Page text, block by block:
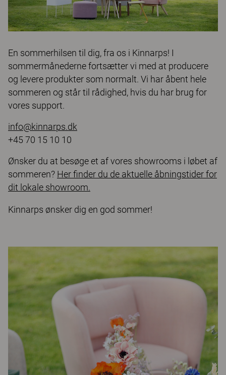
En sommerhilsen til dig, fra os i Kinnarps! I
sommermånederne fortsætter vi med at producere
og levere produkter som normalt. Vi har åbent hele
sommeren og står til rådighed, hvis du har brug for
vores support.
info@kinnarps.dk
+45 70 15 10 10
Ønsker du at besøge et af vores showrooms i løbet af
sommeren? Her finder du de aktuelle åbningstider for
dit lokale showroom.
Kinnarps ønsker dig en god sommer!